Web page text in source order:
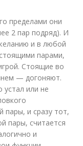
пределами они
2 пар подряд). И
и в любой
парами,
Стоящие во
— догоняют.
устал или не
пары, и сразу тот,
пары, считается
и